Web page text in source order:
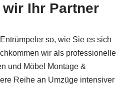
Ihr Partner
so, wie Sie es sich
wir als professionelle
und Möbel Montage &
Reihe an Umzüge intensiver